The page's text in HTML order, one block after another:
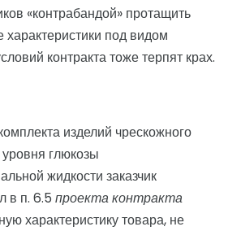
«контрабандой» протащить
под видом
контракта тоже терпят крах.
изделий чрескожного
глюкозы
жидкости заказчик
в п. 6.5 проекта контракта
характеристику товара, не